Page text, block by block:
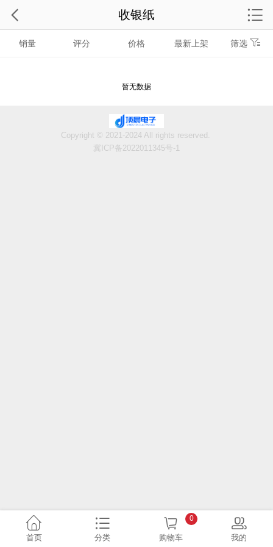
销量 评分 价格 最新上架 筛选
暂无数据
收银纸
Copyright © 2021-2024 All rights reserved.
冀ICP备2022011345号-1
首页 分类 购物车
0
我的